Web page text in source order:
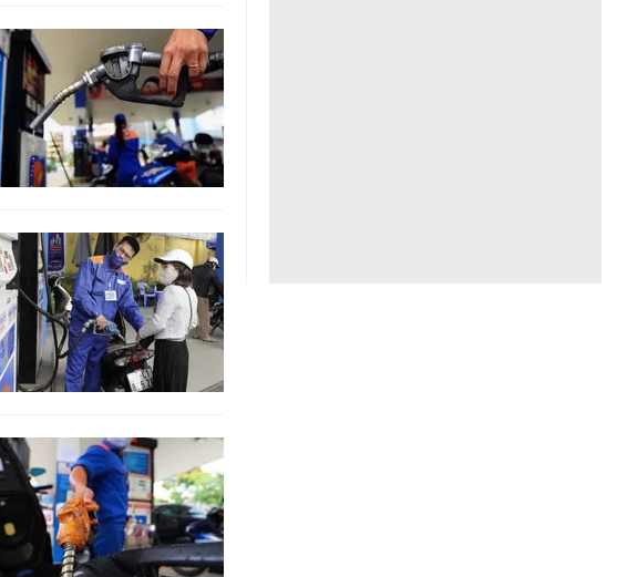
Hitech Công nghệ tương lai
Sản phẩm
Thị trường
Tư vấn